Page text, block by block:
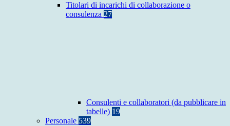
Titolari di incarichi di collaborazione o
consulenza 27
Consulenti e collaboratori (da pubblicare in
tabelle) 19
Personale 539